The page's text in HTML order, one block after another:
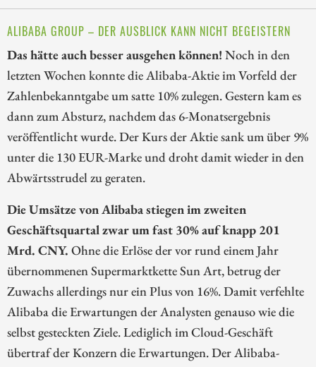
ALIBABA GROUP – DER AUSBLICK KANN NICHT BEGEISTERN
Das hätte auch besser ausgehen können! Noch in den
letzten Wochen konnte die Alibaba-Aktie im Vorfeld der
Zahlenbekanntgabe um satte 10% zulegen. Gestern kam es
dann zum Absturz, nachdem das 6-Monatsergebnis
veröffentlicht wurde. Der Kurs der Aktie sank um über 9%
unter die 130 EUR-Marke und droht damit wieder in den
Abwärtsstrudel zu geraten.
Die Umsätze von Alibaba stiegen im zweiten
Geschäftsquartal zwar um fast 30% auf knapp 201
Mrd. CNY. Ohne die Erlöse der vor rund einem Jahr
übernommenen Supermarktkette Sun Art, betrug der
Zuwachs allerdings nur ein Plus von 16%. Damit verfehlte
Alibaba die Erwartungen der Analysten genauso wie die
selbst gesteckten Ziele. Lediglich im Cloud-Geschäft
übertraf der Konzern die Erwartungen. Der Alibaba-